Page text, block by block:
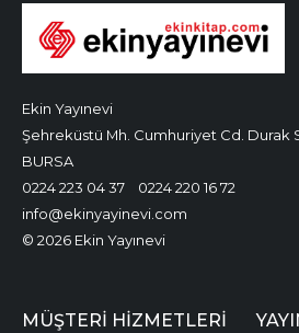
Ekin Yayınevi
Şehreküstü Mh. Cumhuriyet Cd. Durak
BURSA
0224 223 04 37
0224 220 16 72
info@ekinyayinevi.com
© 2026 Ekin Yayınevi
MÜŞTERI HIZMETLERI